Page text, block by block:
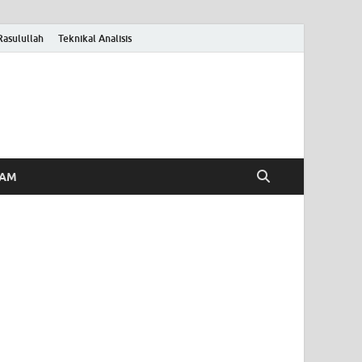
Teknikal Analisis